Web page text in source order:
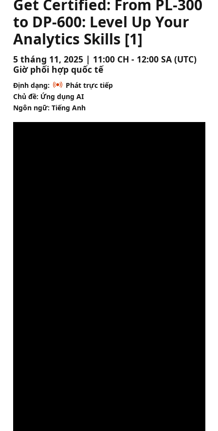
Get Certified: From PL-300
to DP-600: Level Up Your
Analytics Skills [1]
5 tháng 11, 2025 | 11:00 CH - 12:00 SA (UTC)
Giờ phối hợp quốc tế
Định dạng:
Phát trực tiếp
Chủ đề: Ứng dụng AI
Ngôn ngữ: Tiếng Anh